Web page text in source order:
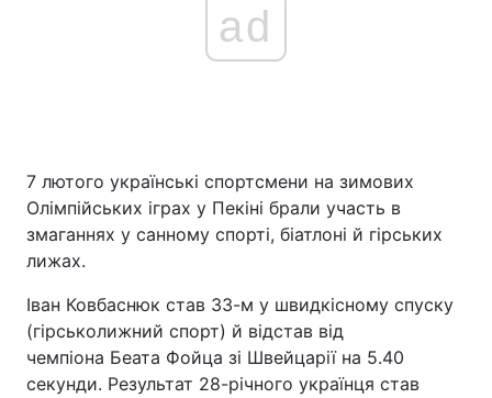
Головна Війна
Економіка Світ
Спорт Наука
ad
7 лютого українські спортсмени на зимових
Олімпійських іграх у Пекіні брали участь в
змаганнях у санному спорті, біатлоні й гірських
лижах.
Іван Ковбаснюк став 33-м у швидкісному спуску
(гірськолижний спорт) й відстав від
чемпіона Беата Фойца зі Швейцарії на 5.40
секунди. Результат 28-річного українця став